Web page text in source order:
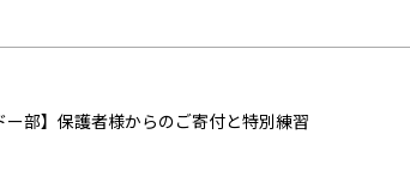
ー部】保護者様からのご寄付と特別練習